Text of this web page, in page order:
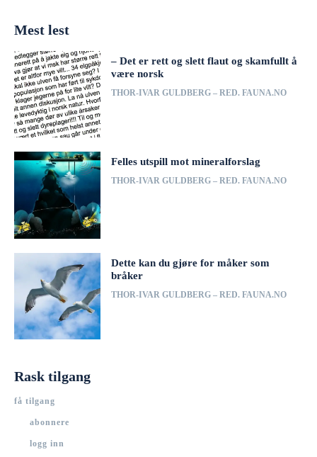
Mest lest
– Det er rett og slett flaut og skamfullt å
være norsk
THOR-IVAR GULDBERG – RED. FAUNA.NO
Felles utspill mot mineralforslag
THOR-IVAR GULDBERG – RED. FAUNA.NO
Dette kan du gjøre for måker som
bråker
THOR-IVAR GULDBERG – RED. FAUNA.NO
Rask tilgang
få tilgang
abonnere
logg inn